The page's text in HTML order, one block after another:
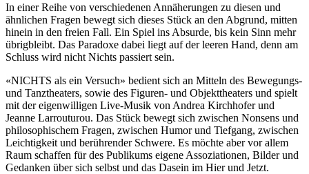
In einer Reihe von verschiedenen Annäherungen zu diesen und
ähnlichen Fragen bewegt sich dieses Stück an den Abgrund, mitten
hinein in den freien Fall. Ein Spiel ins Absurde, bis kein Sinn mehr
übrigbleibt. Das Paradoxe dabei liegt auf der leeren Hand, denn am
Schluss wird nicht Nichts passiert sein.
«NICHTS als ein Versuch» bedient sich an Mitteln des Bewegungs-
und Tanztheaters, sowie des Figuren- und Objekttheaters und spielt
mit der eigenwilligen Live-Musik von Andrea Kirchhofer und
Jeanne Larrouturou. Das Stück bewegt sich zwischen Nonsens und
philosophischem Fragen, zwischen Humor und Tiefgang, zwischen
Leichtigkeit und berührender Schwere. Es möchte aber vor allem
Raum schaffen für des Publikums eigene Assoziationen, Bilder und
Gedanken über sich selbst und das Dasein im Hier und Jetzt.